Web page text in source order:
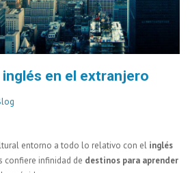
en el extranjero
entorno a todo lo relativo con el inglés
confiere infinidad de destinos para aprender